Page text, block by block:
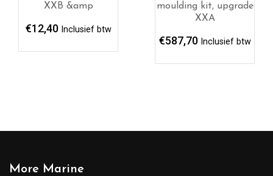
XXB &amp
€12,40 Inclusief btw
moulding kit, upgrade
XXA
€587,70 Inclusief btw
More Marine